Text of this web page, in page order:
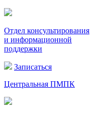
Отдел консультирования
и информационной
поддержки
Записаться
Центральная ПМПК